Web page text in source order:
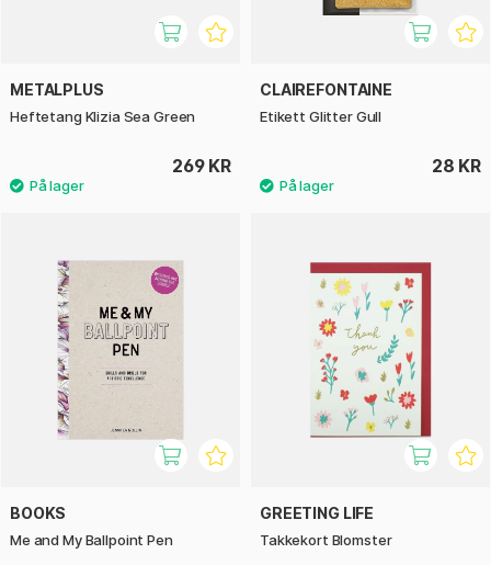
METALPLUS
Heftetang Klizia Sea Green
269 KR
CLAIREFONTAINE
Etikett Glitter Gull
28 KR
BOOKS
Me and My Ballpoint Pen
GREETING LIFE
Takkekort Blomster